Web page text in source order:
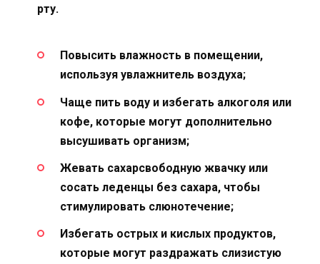
рту.
Повысить влажность в помещении,
используя увлажнитель воздуха;
Чаще пить воду и избегать алкоголя или
кофе, которые могут дополнительно
высушивать организм;
Жевать сахарсвободную жвачку или
сосать леденцы без сахара, чтобы
стимулировать слюнотечение;
Избегать острых и кислых продуктов,
которые могут раздражать слизистую